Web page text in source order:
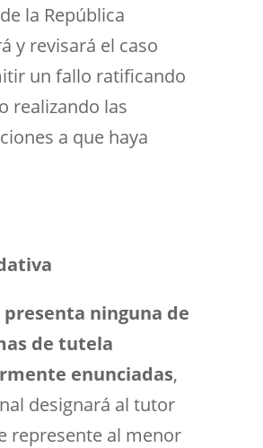
la República
y revisará el caso
un fallo ratificando
realizando las
a que haya
presenta ninguna de
de tutela
enunciadas,
designará al tutor
represente al menor